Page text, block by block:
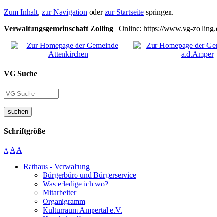
Zum Inhalt, zur Navigation oderzur Startseite springen.
Verwaltungsgemeinschaft Zolling | Online: https://www.vg-
VG Suche
suchen
Schriftgröße
A A A
Rathaus - Verwaltung
Bürgerbüro und Bürgerservice
Was erledige ich wo?
Mitarbeiter
Organigramm
Kulturraum Ampertal e.V.